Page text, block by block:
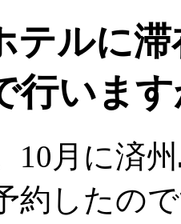
テルに
行いま
10月に済
約したの